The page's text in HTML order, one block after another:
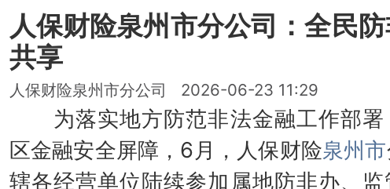
人保财险泉州市分公司：全民
共享
人保财险泉州市分公司 2026-06-23 11:29
为落实地方防范非法金融工作部署
区金融安全屏障，6月，人保财险泉州市
辖各经营单位陆续参加属地防非办、监